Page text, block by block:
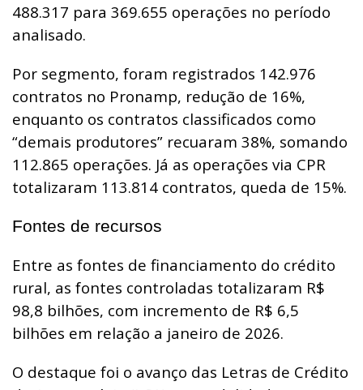
488.317 para 369.655 operações no período
analisado.
Por segmento, foram registrados 142.976
contratos no Pronamp, redução de 16%,
enquanto os contratos classificados como
“demais produtores” recuaram 38%, somando
112.865 operações. Já as operações via CPR
totalizaram 113.814 contratos, queda de 15%.
Fontes de recursos
Entre as fontes de financiamento do crédito
rural, as fontes controladas totalizaram R$
98,8 bilhões, com incremento de R$ 6,5
bilhões em relação a janeiro de 2026.
O destaque foi o avanço das Letras de Crédito